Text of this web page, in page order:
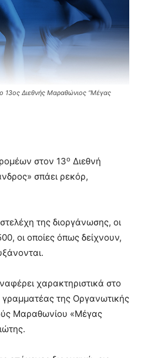
13ος Διεθνής Μαραθώνιος “Μέγας
στον 13ο Διεθνή
σπάει ρεκόρ,
της διοργάνωσης, οι
οι οποίες όπως δείχνουν,
χαρακτηριστικά στο
της Οργανωτικής
Μαραθωνίου «Μέγας